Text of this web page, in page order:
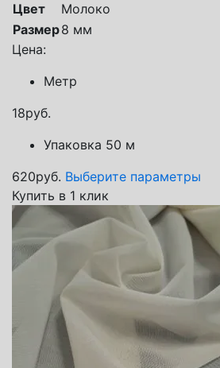
Цвет
Молоко
Размер8 мм
Цена:
Метр
18руб.
Упаковка 50 м
620руб. Выберите параметры
Купить в 1 клик